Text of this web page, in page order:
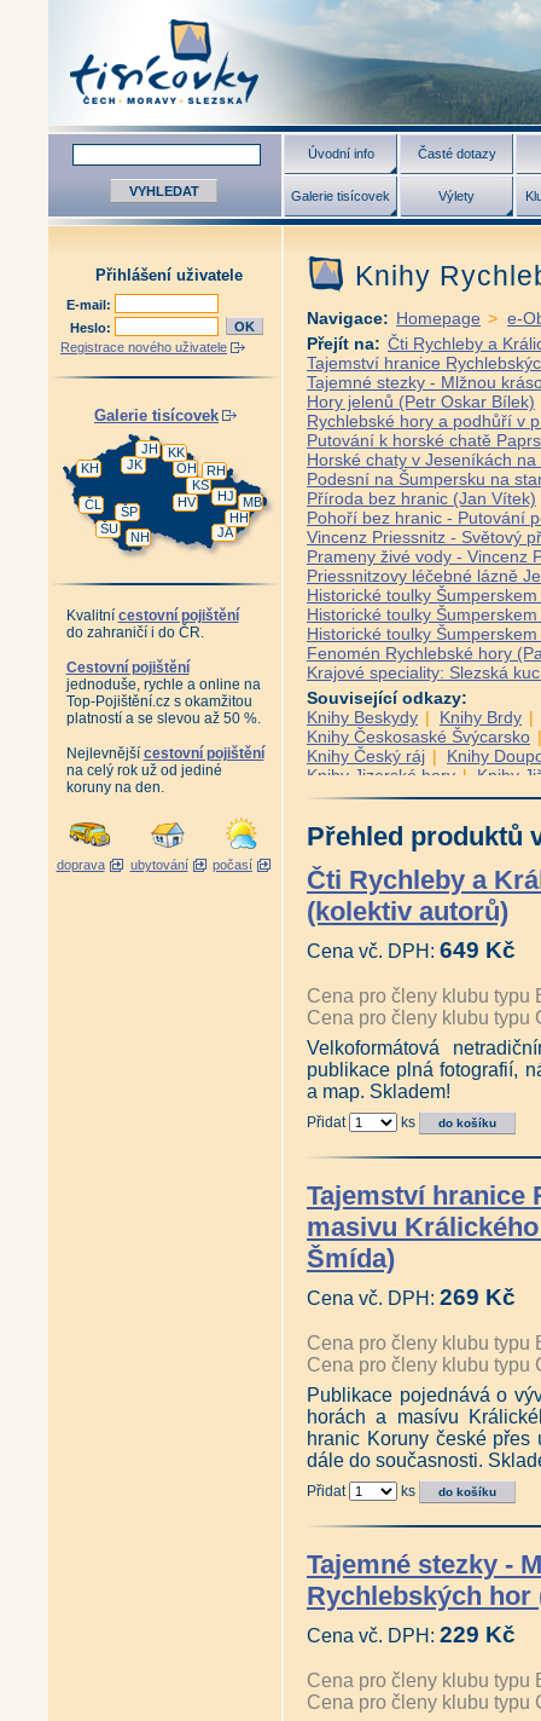
Úvodní info Časté dotazy
Galerie tisícovek Výlety
Přihlášení uživatele
E-mail:
Heslo:
Registrace nového uživatele
Galerie tisícovek
JA
HH
MB
HJ
HV
NH
KS
RH
ŠP
ŠU
OH
JK
KK
ČL
JH
KH
Kvalitní cestovní pojištění
do zahraničí i do ČR.
Cestovní pojištění
jednoduše, rychle a online na
Top-Pojištění.cz s okamžitou
platností a se slevou až 50 %.
Nejlevnější cestovní pojištění
na celý rok už od jediné
koruny na den.
doprava ubytování počasí
Knihy
Navigace: Homepage > e-
Přejít na: Čti Rychleby a
Tajemství hranice
Tajemné stezky - Mlžnou
Hory jelenů (Petr Oskar Bílek)
Rychlebské hory a podhůří v
Putování k horské chatě
Horské chaty v Jeseníkách
Podesní na Šumpersku na
Příroda bez hranic (Jan Vítek)
Pohoří bez hranic - Putování
Vincenz Priessnitz - Světový
Prameny živé vody - Vincenz
Priessnitzovy léčebné lázně
Historické toulky
Historické toulky
Historické toulky
Fenomén Rychlebské hory
Krajové speciality: Slezská
Související odkazy:
Knihy Beskydy | Knihy Brdy
Knihy Českosaské Švýcarsko
Knihy Český ráj | Knihy
Knihy Jizerské hory | Knihy
Knihy Králický Sněžník|
Knihy Plzeňsko|Knihy
Knihy Slavkovský les
Nadregionální publikace |
Edice Tajemné stezky|Edice
Edice Neznámé Čechy|
Edice Řeky a vodní plochy
Edice Železnice|Edice
Autor Karel Klostermann |
Přehled produktů
Čti Rychleby a
(kolektiv autorů)
Cena vč. DPH: 649 Kč
Cena pro členy klubu typu
Cena pro členy klubu typu
Velkoformátová
publikace plná fotografií,
a map. Skladem!
Přidat ks
Tajemství hranice
masivu
Šmída)
Cena vč. DPH: 269 Kč
Cena pro členy klubu typu
Cena pro členy klubu typu
Publikace pojednává o
horách a masívu
hranic Koruny české
dále do současnosti.
Přidat ks
Tajemné stezky -
Rychlebských hor
Cena vč. DPH: 229 Kč
Cena pro členy klubu typu
Cena pro členy klubu typu